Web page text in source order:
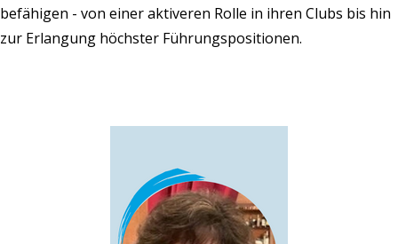
befähigen - von einer aktiveren Rolle in ihren Clubs bis hin
zur Erlangung höchster Führungspositionen.